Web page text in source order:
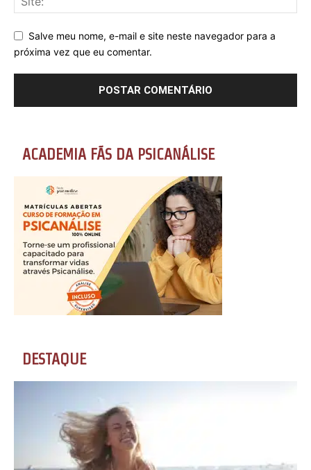
Salve meu nome, e-mail e site neste navegador para a
próxima vez que eu comentar.
ACADEMIA FÃS DA PSICANÁLISE
DESTAQUE